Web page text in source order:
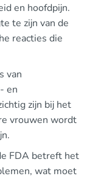
en hoofdpijn.
te zijn van de
reacties die
van
en
zijn bij het
vrouwen wordt
FDA betreft het
wat moet